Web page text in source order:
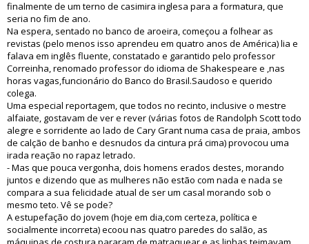
finalmente de um terno de casimira inglesa para a formatura, que
seria no fim de ano.
Na espera, sentado no banco de aroeira, começou a folhear as
revistas (pelo menos isso aprendeu em quatro anos de América) lia e
falava em inglês fluente, constatado e garantido pelo professor
Correinha, renomado professor do idioma de Shakespeare e ,nas
horas vagas,funcionário do Banco do Brasil.Saudoso e querido
colega.
Uma especial reportagem, que todos no recinto, inclusive o mestre
alfaiate, gostavam de ver e rever (várias fotos de Randolph Scott todo
alegre e sorridente ao lado de Cary Grant numa casa de praia, ambos
de calção de banho e desnudos da cintura prá cima) provocou uma
irada reação no rapaz letrado.
- Mas que pouca vergonha, dois homens erados destes, morando
juntos e dizendo que as mulheres não estão com nada e nada se
compara a sua felicidade atual de ser um casal morando sob o
mesmo teto. Vê se pode?
A estupefação do jovem (hoje em dia,com certeza, política e
socialmente incorreta) ecoou nas quatro paredes do salão, as